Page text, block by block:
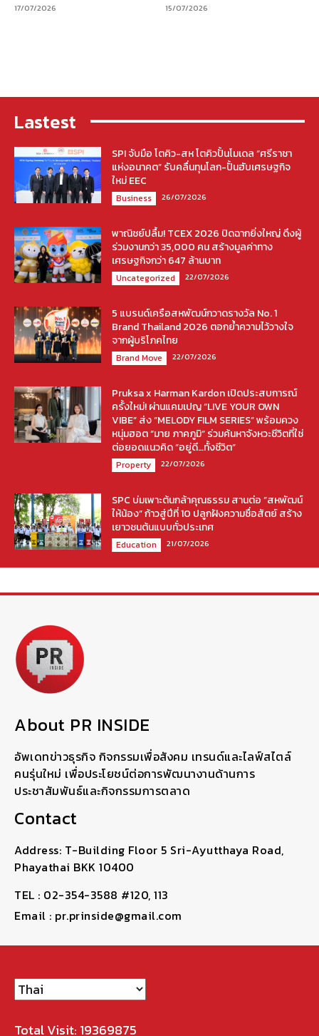
17/07/2026 15/07/2026
Lastest
SPI จับมือ โตคิว-สห โตคิวปั้นโมเดล “ศรีราชา
แห่งอนาคต” รับคลื่นทุนโลก-ปั้นฮับเศรษฐกิจ
ใหม่ EEC
Business 26/07/2026
พาณิชย์ปลื้ม! TCEX 2026 ปิดฉากยิ่งใหญ่ ดึงผู้
ร่วมงานกว่า 35,000 คน สร้างมูลค่าทาง
เศรษฐกิจกว่า 647 ล้านบาท
Uncategorized 22/07/2026
5 แบรนด์เครือสหพัฒน์กวาดรางวัล No. 1
Brand Thailand 2026 ตอกย้ำความไว้วางใจ
จากผู้บริโภคไทย
Brand Move 22/07/2026
Pruksa x Harman Kardon เปิดประสบการณ์
ครั้งใหม่! ผ่านแคมเปญ “LIVE YOUR OWN
VIBE” ส่ง “MELODY FILM SERIES” พร้อมควง
หนุ่มฮอต “มาย ภาคภูมิ” ร่วมค้นหาจังหวะชีวิตที่ใช่
ต่อยอดแนวคิด “อยู่ดี…ทั้งชีวิต”
Property 22/07/2026
SPC บ่มเพาะต้นกล้าคุณธรรม สานต่อ “สหพัฒน์
ให้น้อง” ก้าวสู่ปีที่ 10 ปลูกฝังความซื่อสัตย์ สร้าง
เยาวชนต้นแบบทั่วประเทศ
Education 21/07/2026
About PR INSIDE
อัพเดทข่าวธุรกิจ กิจกรรมเพื่อสังคม เทรนด์และไลฟ์สไตล์
คนรุ่นใหม่ เพื่อประโยชน์ต่อการพัฒนางานด้านการ
ประชาสัมพันธ์และกิจกรรมการตลาด
Contact
Address: T-Building Floor 5 Sri-Ayutthaya Road,
Phayathai BKK 10400
TEL : 02-354-3588 #120, 113
Email : pr.prinside@gmail.com
Total Visit: 19369875